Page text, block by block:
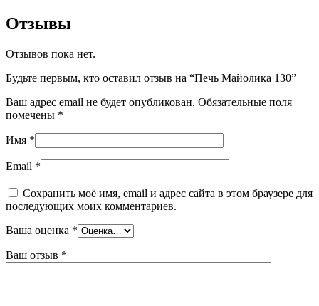
Отзывы
Отзывов пока нет.
Будьте первым, кто оставил отзыв на “Печь Майолика 130”
Ваш адрес email не будет опубликован. Обязательные поля
помечены *
Имя *
Email *
Сохранить моё имя, email и адрес сайта в этом браузере для
последующих моих комментариев.
Ваша оценка *
Ваш отзыв *